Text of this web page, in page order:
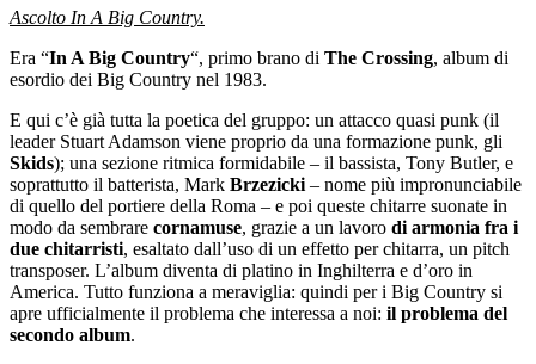
Ascolto In A Big Country.
Era “In A Big Country“, primo brano di The Crossing, album di
esordio dei Big Country nel 1983.
E qui c’è già tutta la poetica del gruppo: un attacco quasi punk (il
leader Stuart Adamson viene proprio da una formazione punk, gli
Skids); una sezione ritmica formidabile – il bassista, Tony Butler, e
soprattutto il batterista, Mark Brzezicki – nome più impronunciabile
di quello del portiere della Roma – e poi queste chitarre suonate in
modo da sembrare cornamuse, grazie a un lavoro di armonia fra i
due chitarristi, esaltato dall’uso di un effetto per chitarra, un pitch
transposer. L’album diventa di platino in Inghilterra e d’oro in
America. Tutto funziona a meraviglia: quindi per i Big Country si
apre ufficialmente il problema che interessa a noi: il problema del
secondo album.